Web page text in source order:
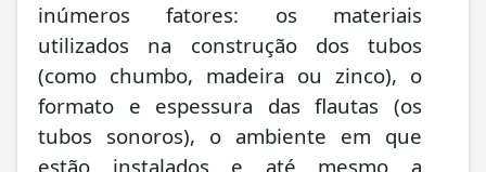
inúmeros fatores: os materiais
utilizados na construção dos tubos
(como chumbo, madeira ou zinco), o
formato e espessura das flautas (os
tubos sonoros), o ambiente em que
estão instalados e até mesmo a